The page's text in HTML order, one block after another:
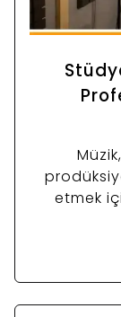
etmek
ne kadar